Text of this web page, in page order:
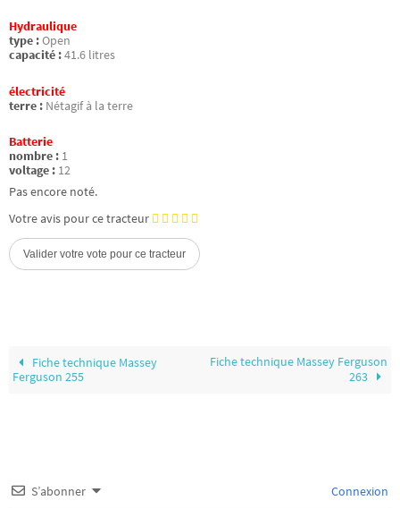
Hydraulique
type :Open
capacité :41.6 litres
électricité
terre : Nétagif à la terre
Batterie
nombre : 1
voltage : 12
Pas encore noté.
Votre avis pour ce tracteur
Fiche technique Massey
Ferguson 255
Fiche technique Massey Ferguson
263
S’abonner Connexion